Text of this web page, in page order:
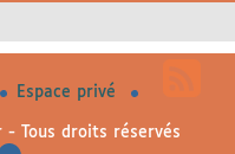
Espace privé
Tous droits réservés